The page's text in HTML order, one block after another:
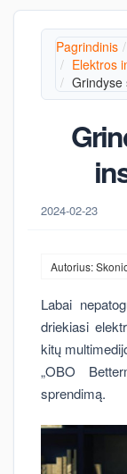
Pagrindinis
Elektros
Grindyse
2024-02-23
Autorius:
Labai
driekiasi
kitų
„OBO
sprendimą.